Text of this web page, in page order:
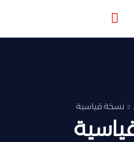
نسخة قياسية